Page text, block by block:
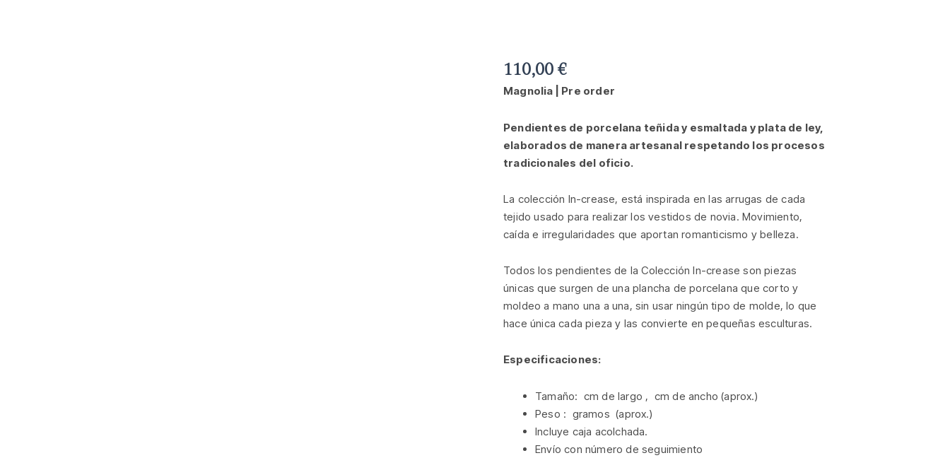
110,00€
Magnolia | Pre order
Pendientes de porcelana teñida y esmaltada y plata de ley,
elaborados de manera artesanal respetando los procesos
tradicionales del oficio.
La colección In-crease, está inspirada en las arrugas de cada
tejido usado para realizar los vestidos de novia. Movimiento,
caída e irregularidades que aportan romanticismo y belleza.
Todos los pendientes de la Colección In-crease son piezas
únicas que surgen de una plancha de porcelana que corto y
moldeo a mano una a una, sin usar ningún tipo de molde, lo que
hace única cada pieza y las convierte en pequeñas esculturas.
Especificaciones:
Tamaño: cm de largo , cm de ancho (aprox.)
Peso : gramos (aprox.)
Incluye caja acolchada.
Envío con número de seguimiento